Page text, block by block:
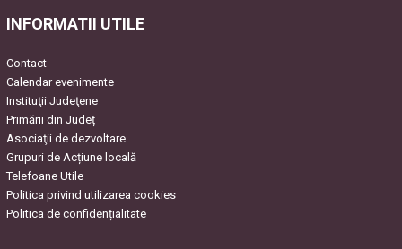
INFORMATII UTILE
Contact
Calendar evenimente
Instituţii Judeţene
Primării din Județ
Asociaţii de dezvoltare
Grupuri de Acțiune locală
Telefoane Utile
Politica privind utilizarea cookies
Politica de confidențialitate